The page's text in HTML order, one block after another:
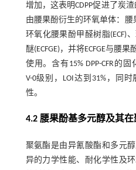
增加，这表明CDPP促进了炭
由腰果酚衍生的环氧单体：腰
环氧化腰果酚甲醛树脂(ECF)
醚(ECFGE)，并将ECFGE与腰
使用。含有15% DPP-CFR的固
V-0级别，LOI达到31%，同
性。
4.2 腰果酚基多元醇及其
聚氨酯是由异氰酸酯和多元
异的力学性能、耐化学性及